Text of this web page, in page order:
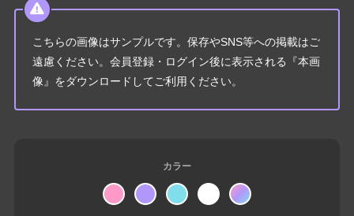
こちらの画像はサンプルです。保存やSNS等への掲載はご
遠慮ください。会員登録・ログイン後に表示される『本画
像』をダウンロードしてご利用ください。
カラー